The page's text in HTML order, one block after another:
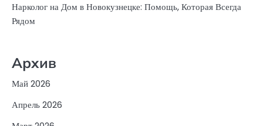
Нарколог на Дом в Новокузнецке: Помощь, Которая Всегда
Рядом
Архив
Май 2026
Апрель 2026